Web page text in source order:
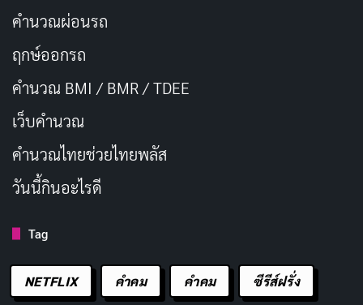
ความเป็นส่วนตัวอีกต่อไป ทุกการเคลื่อนไหวถูกบันทึกไว้
หมด
แต่ปัญหาคือหลังจากผ่านไปครึ่งชั่วโมง เทคนิคนี้เริ่มทำให้
รู้สึกเหนื่อย หน้าจอที่กระโดดไปมาตลอดเวลาอาจทำให้บาง
คนเวียนหัว และความรู้สึก “ใหม่” ก็หายไป กลายเป็นสิ่งที่
รบกวนมากกว่าจะช่วยเล่าเรื่อง
ยุคที่ทุกคนถ่ายวิดีโอด้วยสมาร์ตโฟน กล้องวงจรปิดอยู่ทุก
มุมเมือง และ AI อย่าง ChatGPT หรือGeminiสามารถ
วิเคราะห์ข้อมูลมหาศาล แต่น่าเสียดายที่ธีมเหล่านี้ถูกทิ้งไป
คำนวณผ่อนรถ
ฤกษ์ออกรถ
คำนวณ BMI / BMR / TDEE
เว็บคํานวณ
คํานวณไทยช่วยไทยพลัส
วันนี้กินอะไรดี
Tag
NETFLIX คำคม คําคม ซีรีส์ฝรั่ง